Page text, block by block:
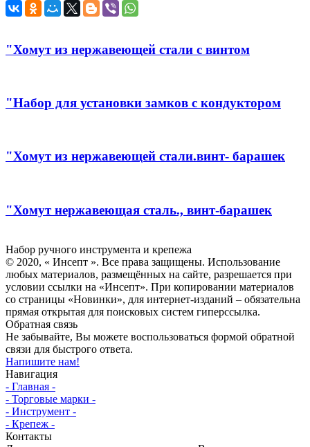
"Хомут из нержавеющей стали с винтом
"Набор для установки замков с кондуктором
"Хомут из нержавеющей стали.винт- барашек
"Хомут нержавеющая сталь., винт-барашек
Набор ручного инструмента и крепежа
© 2020, « Инсепт ». Все права защищены. Использование
любых материалов, размещённых на сайте, разрешается при
условии ссылки на «Инсепт». При копировании материалов
со страницы «Новинки», для интернет-изданий – обязательна
прямая открытая для поисковых систем гиперссылка.
Обратная связь
Не забывайте, Вы можете воспользоваться формой обратной
связи для быстрого ответа.
Напишите нам!
Навигация
- Главная -
- Торговые марки -
- Инструмент -
- Крепеж -
Контакты